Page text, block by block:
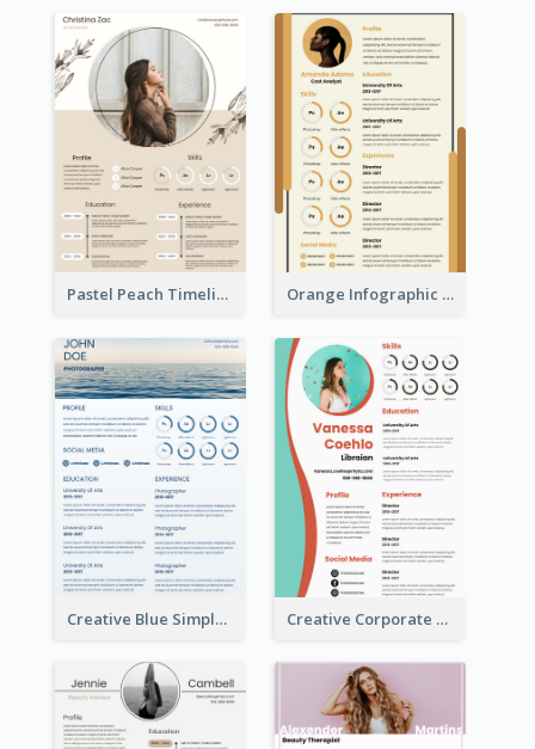
Pastel Peach Timeline Resume Orange Infographic Market Analyst Resume
Creative Blue Simple Resume Creative Corporate Teal Resume